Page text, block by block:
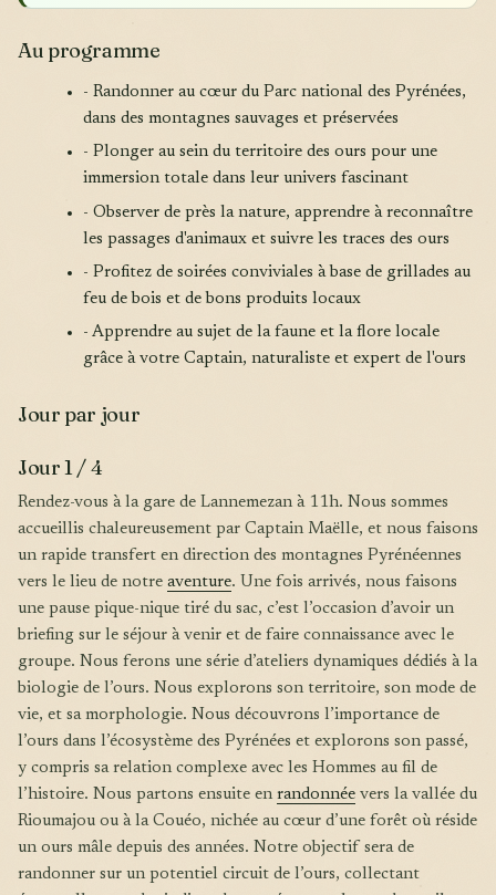
Au programme
- Randonner au cœur du Parc national des Pyrénées,
dans des montagnes sauvages et préservées
- Plonger au sein du territoire des ours pour une
immersion totale dans leur univers fascinant
- Observer de près la nature, apprendre à reconnaître
les passages d'animaux et suivre les traces des ours
- Profitez de soirées conviviales à base de grillades au
feu de bois et de bons produits locaux
- Apprendre au sujet de la faune et la flore locale
grâce à votre Captain, naturaliste et expert de l'ours
Jour par jour
Jour 1 / 4
Rendez-vous à la gare de Lannemezan à 11h. Nous sommes
accueillis chaleureusement par Captain Maëlle, et nous faisons
un rapide transfert en direction des montagnes Pyrénéennes
vers le lieu de notre aventure. Une fois arrivés, nous faisons
une pause pique-nique tiré du sac, c’est l’occasion d’avoir un
briefing sur le séjour à venir et de faire connaissance avec le
groupe. Nous ferons une série d’ateliers dynamiques dédiés à la
biologie de l’ours. Nous explorons son territoire, son mode de
vie, et sa morphologie. Nous découvrons l’importance de
l’ours dans l’écosystème des Pyrénées et explorons son passé,
y compris sa relation complexe avec les Hommes au fil de
l’histoire. Nous partons ensuite en randonnée vers la vallée du
Rioumajou ou à la Couéo, nichée au cœur d’une forêt où réside
un ours mâle depuis des années. Notre objectif sera de
randonner sur un potentiel circuit de l’ours, collectant